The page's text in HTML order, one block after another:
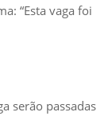
“Esta vaga foi
serão passadas